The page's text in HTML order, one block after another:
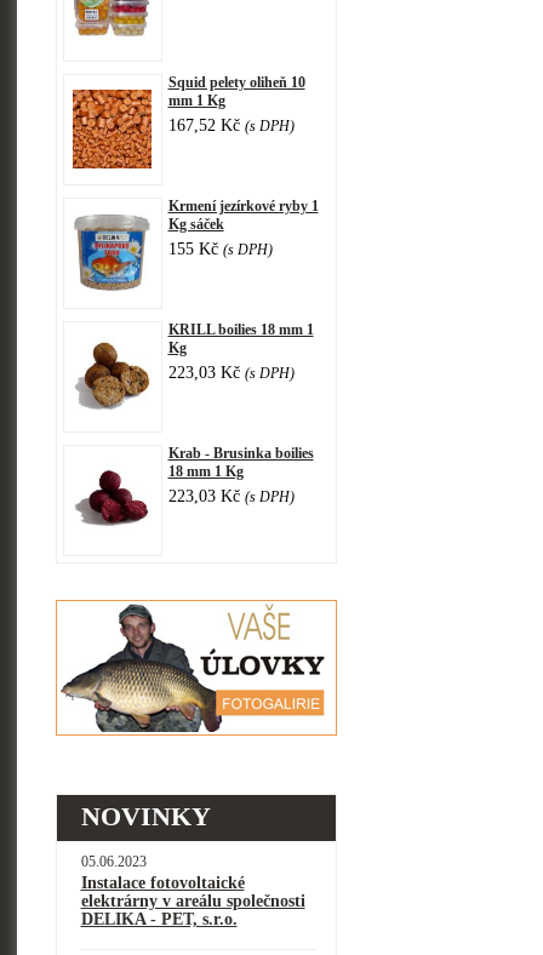
Squid pelety oliheň 10
mm 1 Kg
167,52 Kč (s DPH)
Krmení jezírkové ryby 1
Kg sáček
155 Kč (s DPH)
KRILL boilies 18 mm 1
Kg
223,03 Kč (s DPH)
Krab - Brusinka boilies
18 mm 1 Kg
223,03 Kč (s DPH)
NOVINKY
05.06.2023
Instalace fotovoltaické
elektrárny v areálu společnosti
DELIKA - PET, s.r.o.